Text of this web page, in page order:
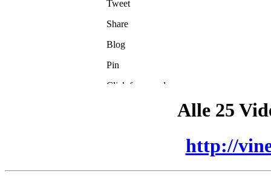
Alle 25
http://